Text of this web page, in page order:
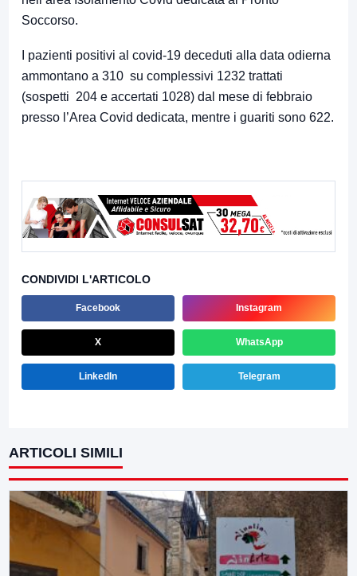
Soccorso.
I pazienti positivi al covid-19 deceduti alla data odierna
ammontano a 310 su complessivi 1232 trattati
(sospetti 204 e accertati 1028) dal mese di febbraio
presso l’Area Covid dedicata, mentre i guariti sono 622.
CONDIVIDI L'ARTICOLO
Facebook Instagram
X WhatsApp
LinkedIn Telegram
ARTICOLI SIMILI